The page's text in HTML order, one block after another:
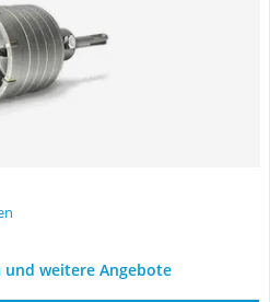
und weitere Angebote